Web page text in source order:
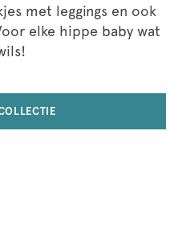
met leggings en ook
elke hippe baby wat